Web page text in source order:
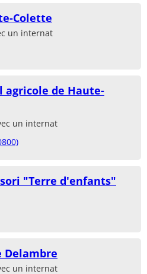
Colette
un internat
agricole de Haute-
un internat
"Terre d'enfants"
Delambre
un internat